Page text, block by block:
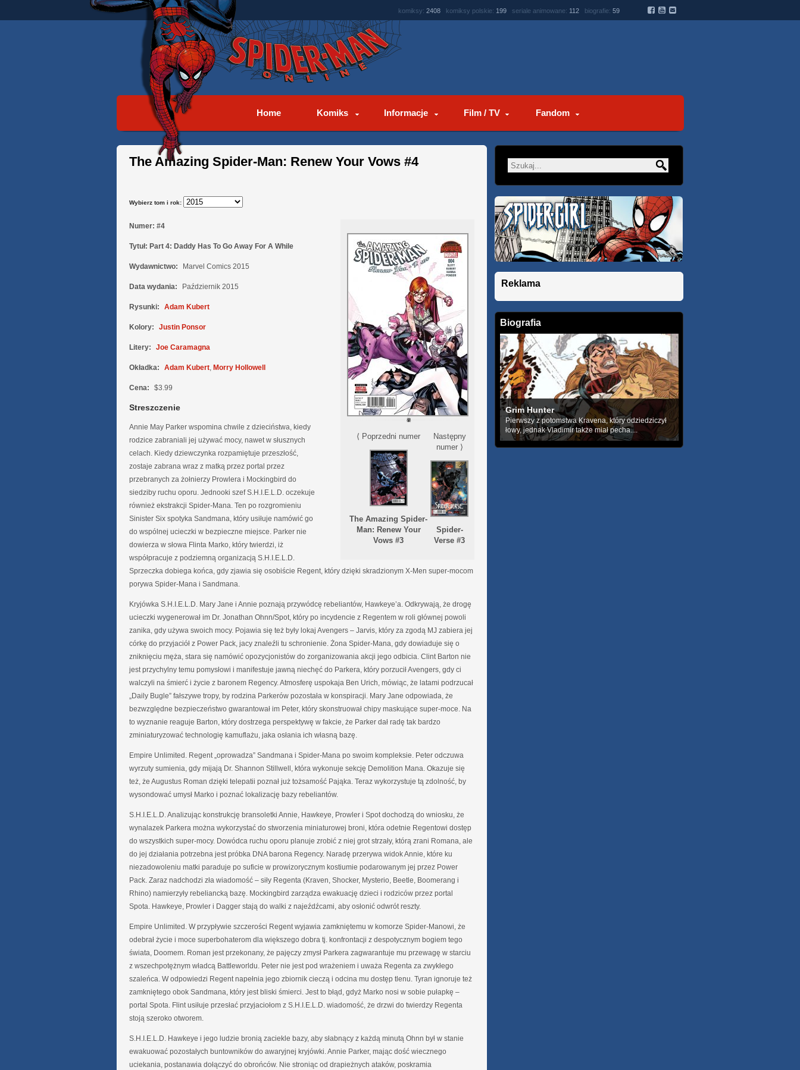
komiksy: 2408 komiksy polskie: 199 seriale animowane: 112 biografie: 59
Home Komiks Informacje Film / TV Fandom
The Amazing Spider-Man: Renew Your Vows #4
Wybierz tom i rok:
⟨ Poprzedni numer
The Amazing Spider-
Man: Renew Your
Vows #3
Następny
numer ⟩
Spider-
Verse #3
Numer: #4
Tytuł: Part 4: Daddy Has To Go Away For A While
Wydawnictwo: Marvel Comics 2015
Data wydania: Październik 2015
Rysunki: Adam Kubert
Kolory: Justin Ponsor
Litery: Joe Caramagna
Okładka: Adam Kubert, Morry Hollowell
Cena: $3.99
Streszczenie
Annie May Parker wspomina chwile z dzieciństwa, kiedy
rodzice zabraniali jej używać mocy, nawet w słusznych
celach. Kiedy dziewczynka rozpamiętuje przeszłość,
zostaje zabrana wraz z matką przez portal przez
przebranych za żołnierzy Prowlera i Mockingbird do
siedziby ruchu oporu. Jednooki szef S.H.I.E.L.D. oczekuje
również ekstrakcji Spider-Mana. Ten po rozgromieniu
Sinister Six spotyka Sandmana, który usiłuje namówić go
do wspólnej ucieczki w bezpieczne miejsce. Parker nie
dowierza w słowa Flinta Marko, który twierdzi, iż
współpracuje z podziemną organizacją S.H.I.E.L.D.
Sprzeczka dobiega końca, gdy zjawia się osobiście Regent, który dzięki skradzionym X-Men super-mocom
porywa Spider-Mana i Sandmana.
Kryjówka S.H.I.E.L.D. Mary Jane i Annie poznają przywódcę rebeliantów, Hawkeye’a. Odkrywają, że drogę
ucieczki wygenerował im Dr. Jonathan Ohnn/Spot, który po incydencie z Regentem w roli głównej powoli
zanika, gdy używa swoich mocy. Pojawia się też były lokaj Avengers – Jarvis, który za zgodą MJ zabiera jej
córkę do przyjaciół z Power Pack, jacy znaleźli tu schronienie. Żona Spider-Mana, gdy dowiaduje się o
zniknięciu męża, stara się namówić opozycjonistów do zorganizowania akcji jego odbicia. Clint Barton nie
jest przychylny temu pomysłowi i manifestuje jawną niechęć do Parkera, który porzucił Avengers, gdy ci
walczyli na śmierć i życie z baronem Regency. Atmosferę uspokaja Ben Urich, mówiąc, że latami podrzucał
„Daily Bugle” fałszywe tropy, by rodzina Parkerów pozostała w konspiracji. Mary Jane odpowiada, że
bezwzględne bezpieczeństwo gwarantował im Peter, który skonstruował chipy maskujące super-moce. Na
to wyznanie reaguje Barton, który dostrzega perspektywę w fakcie, że Parker dał radę tak bardzo
zminiaturyzować technologię kamuflażu, jaka osłania ich własną bazę.
Empire Unlimited. Regent „oprowadza” Sandmana i Spider-Mana po swoim kompleksie. Peter odczuwa
wyrzuty sumienia, gdy mijają Dr. Shannon Stillwell, która wykonuje sekcję Demolition Mana. Okazuje się
też, że Augustus Roman dzięki telepatii poznał już tożsamość Pająka. Teraz wykorzystuje tą zdolność, by
wysondować umysł Marko i poznać lokalizację bazy rebeliantów.
S.H.I.E.L.D. Analizując konstrukcję bransoletki Annie, Hawkeye, Prowler i Spot dochodzą do wniosku, że
wynalazek Parkera można wykorzystać do stworzenia miniaturowej broni, która odetnie Regentowi dostęp
do wszystkich super-mocy. Dowódca ruchu oporu planuje zrobić z niej grot strzały, którą zrani Romana, ale
do jej działania potrzebna jest próbka DNA barona Regency. Naradę przerywa widok Annie, które ku
niezadowoleniu matki paraduje po suficie w prowizorycznym kostiumie podarowanym jej przez Power
Pack. Zaraz nadchodzi zła wiadomość – siły Regenta (Kraven, Shocker, Mysterio, Beetle, Boomerang i
Rhino) namierzyły rebeliancką bazę. Mockingbird zarządza ewakuację dzieci i rodziców przez portal
Spota. Hawkeye, Prowler i Dagger stają do walki z najeźdźcami, aby osłonić odwrót reszty.
Empire Unlimited. W przypływie szczerości Regent wyjawia zamkniętemu w komorze Spider-Manowi, że
odebrał życie i moce superbohaterom dla większego dobra tj. konfrontacji z despotycznym bogiem tego
świata, Doomem. Roman jest przekonany, że pajęczy zmysł Parkera zagwarantuje mu przewagę w starciu
z wszechpotężnym władcą Battleworldu. Peter nie jest pod wrażeniem i uważa Regenta za zwykłego
szaleńca. W odpowiedzi Regent napełnia jego zbiornik cieczą i odcina mu dostęp tlenu. Tyran ignoruje też
zamkniętego obok Sandmana, który jest bliski śmierci. Jest to błąd, gdyż Marko nosi w sobie pułapkę –
portal Spota. Flint usiłuje przesłać przyjaciołom z S.H.I.E.L.D. wiadomość, że drzwi do twierdzy Regenta
stoją szeroko otworem.
S.H.I.E.L.D. Hawkeye i jego ludzie bronią zaciekle bazy, aby słabnący z każdą minutą Ohnn był w stanie
ewakuować pozostałych buntowników do awaryjnej kryjówki. Annie Parker, mając dość wiecznego
uciekania, postanawia dołączyć do obrońców. Nie stroniąc od drapieżnych ataków, poskramia
Reklama
Biografia
Grim Hunter
Pierwszy z potomstwa Kravena, który odziedziczył
łowy, jednak Vladimir także miał pecha....